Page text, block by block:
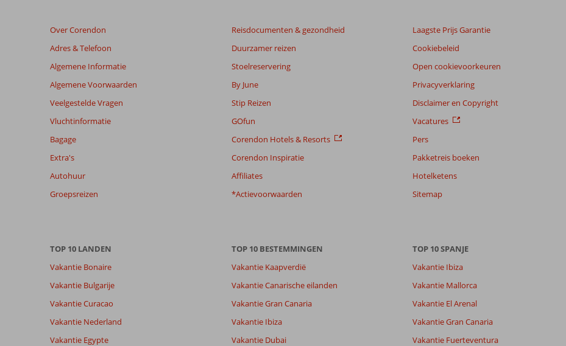
worden
meer
weergegeven
de
relevantie
de
info
Over Corendon
Adres & Telefoon
Algemene Informatie
Algemene Voorwaarden
Veelgestelde Vragen
Vluchtinformatie
Bagage
Extra's
Autohuur
Groepsreizen
Reisdocumenten & gezondheid
Duurzamer reizen
Stoelreservering
By June
Stip Reizen
GOfun
Corendon Hotels & Resorts
Corendon Inspiratie
Affiliates
*Actievoorwaarden
Laagste Prijs Garantie
Cookiebeleid
Open cookievoorkeuren
Privacyverklaring
Disclaimer en Copyright
Vacatures
Pers
Pakketreis boeken
Hotelketens
Sitemap
TOP 10 LANDEN
Vakantie Bonaire
Vakantie Bulgarije
Vakantie Curacao
Vakantie Nederland
Vakantie Egypte
TOP 10 BESTEMMINGEN
Vakantie Kaapverdië
Vakantie Canarische eilanden
Vakantie Gran Canaria
Vakantie Ibiza
Vakantie Dubai
TOP 10 SPANJE
Vakantie Ibiza
Vakantie Mallorca
Vakantie El Arenal
Vakantie Gran Canaria
Vakantie Fuerteventura